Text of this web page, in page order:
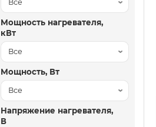
Мощность нагревателя,
кВт
Мощность, Вт
Напряжение нагревателя,
В